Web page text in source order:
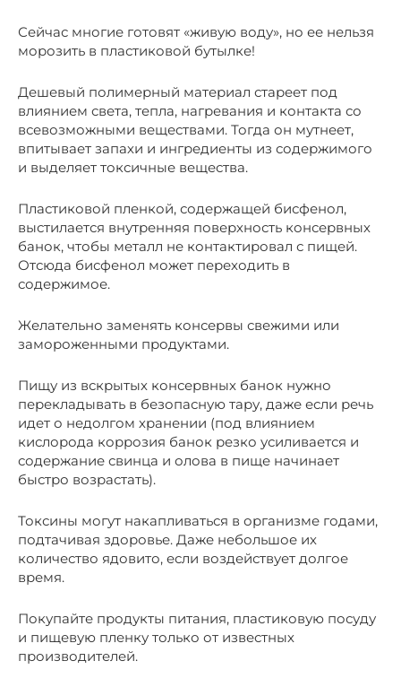
Сейчас многие готовят «живую воду», но ее нельзя
морозить в пластиковой бутылке!
Дешевый полимерный материал стареет под
влиянием света, тепла, нагревания и контакта со
всевозможными веществами. Тогда он мутнеет,
впитывает запахи и ингредиенты из содержимого
и выделяет токсичные вещества.
Пластиковой пленкой, содержащей бисфенол,
выстилается внутренняя поверхность консервных
банок, чтобы металл не контактировал с пищей.
Отсюда бисфенол может переходить в
содержимое.
Желательно заменять консервы свежими или
замороженными продуктами.
Пищу из вскрытых консервных банок нужно
перекладывать в безопасную тару, даже если речь
идет о недолгом хранении (под влиянием
кислорода коррозия банок резко усиливается и
содержание свинца и олова в пище начинает
быстро возрастать).
Токсины могут накапливаться в организме годами,
подтачивая здоровье. Даже небольшое их
количество ядовито, если воздействует долгое
время.
Покупайте продукты питания, пластиковую посуду
и пищевую пленку только от известных
производителей.